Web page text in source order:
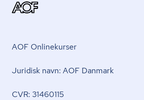
AOF Onlinekurser
Juridisk navn: AOF Danmark
CVR: 31460115